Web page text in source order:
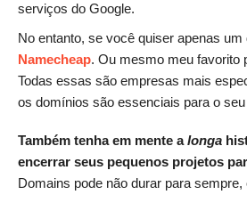
serviços do Google.
No entanto, se você quiser apenas
Namecheap. Ou mesmo meu favorito
Todas essas são empresas mais
os domínios são essenciais para o
Também tenha em mente alonga
encerrar seus pequenos projetos
Domains pode não durar para sempre,